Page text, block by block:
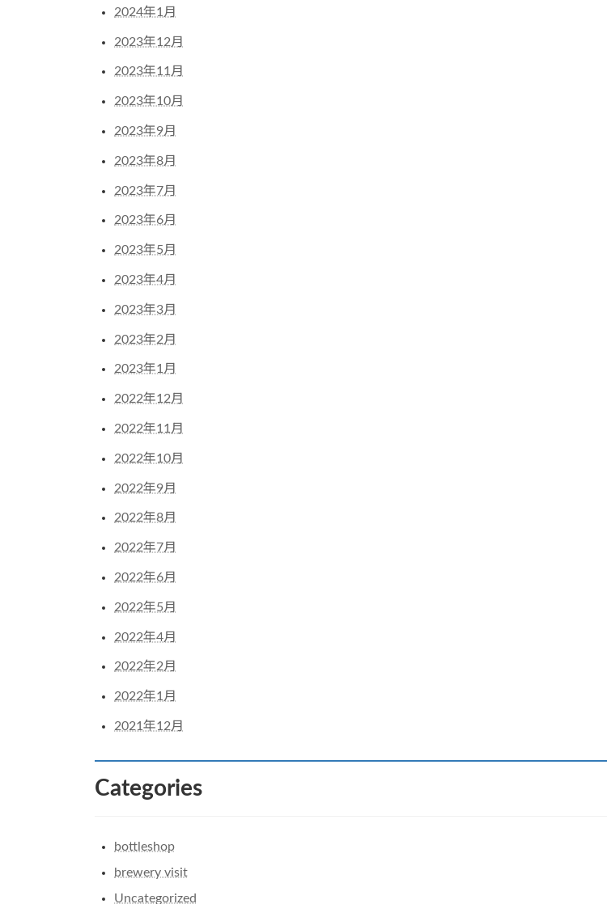
2024年1月
2023年12月
2023年11月
2023年10月
2023年9月
2023年8月
2023年7月
2023年6月
2023年5月
2023年4月
2023年3月
2023年2月
2023年1月
2022年12月
2022年11月
2022年10月
2022年9月
2022年8月
2022年7月
2022年6月
2022年5月
2022年4月
2022年2月
2022年1月
2021年12月
Categories
bottleshop
brewery visit
Uncategorized